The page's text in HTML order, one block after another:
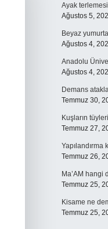
Ayak
Ağustos 5,
Beyaz
Ağustos 4,
Anadolu
Ağustos 4,
Demans
Temmuz 30,
Kuşların
Temmuz 27,
Yapılandırma
Temmuz 26,
Ma’AM hangi
Temmuz 25,
Kisame ne
Temmuz 25,